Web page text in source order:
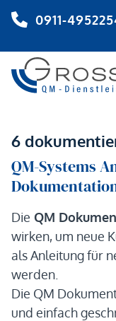
0911-
6
QM-Systems
Die QM
wirken, um neue
als Anleitung für
werden.
Die QM
und einfach